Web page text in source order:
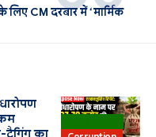
लिए CM दरबार में ‘मार्मिक
टैगिंग का